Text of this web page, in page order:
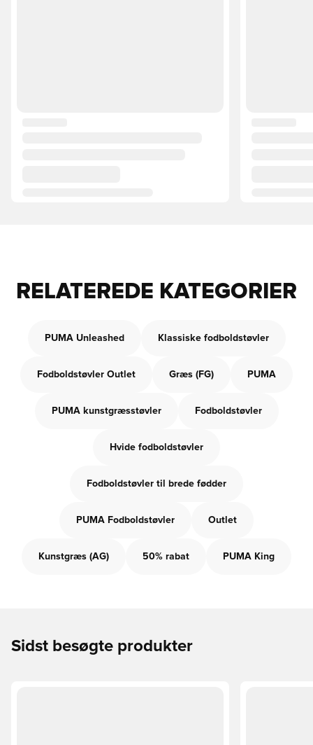
RELATEREDE KATEGORIER
PUMA Unleashed Klassiske fodboldstøvler
Fodboldstøvler Outlet Græs (FG) PUMA
PUMA kunstgræsstøvler Fodboldstøvler
Hvide fodboldstøvler
Fodboldstøvler til brede fødder
PUMA Fodboldstøvler Outlet
Kunstgræs (AG) 50% rabat PUMA King
Sidst besøgte produkter